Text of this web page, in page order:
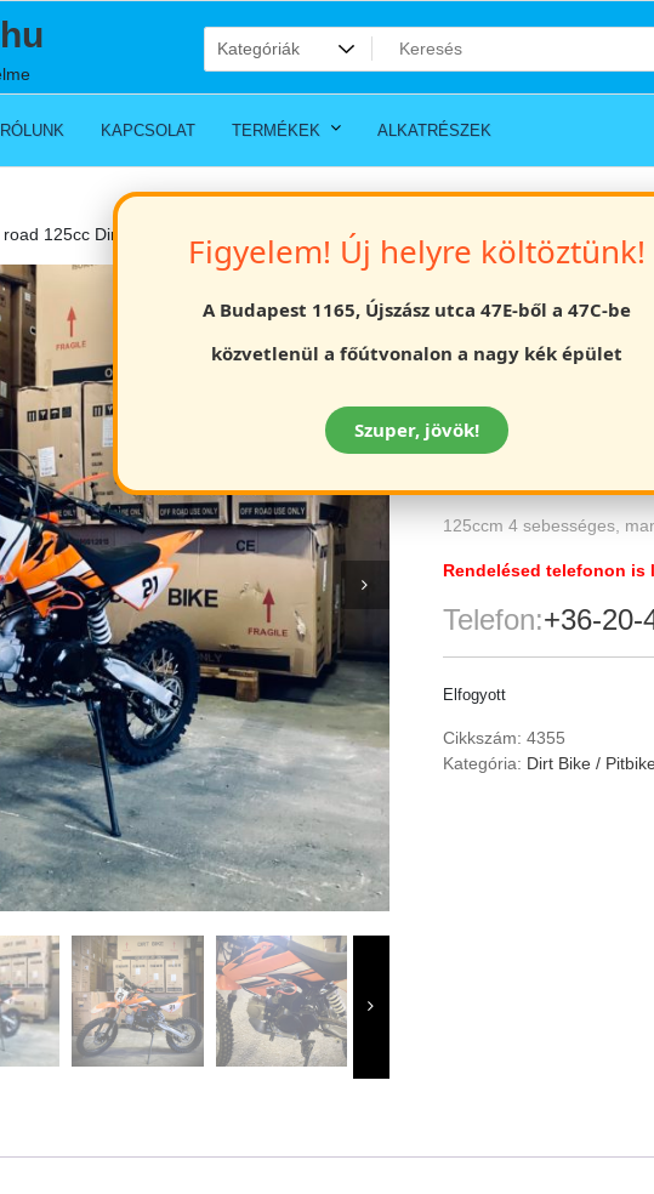
RÓLUNK KAPCSOLAT TERMÉKEK ALKATRÉSZEK
125cc Dirt Bike gyerek cross motor 17/14 kerék
Off road
motor 17/14
Értékelés
319000
was:
319000
Off road 125cc Dirt Bike
125ccm 4 sebességes,
Rendelésed telefonon is
Telefon:+36-20-
Elfogyott
Cikkszám:4355
Kategória: Dirt Bike /
Figyelem! Új helyre költöztünk!
A Budapest 1165, Újszász utca 47E-ből a 47C-be
közvetlenül a főútvonalon a nagy kék épület
Szuper, jövök!